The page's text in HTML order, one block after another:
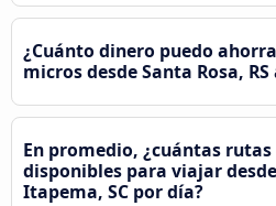
¿Cuánto dinero puedo
micros desde Santa Rosa,
En promedio, ¿cuántas
disponibles para viajar desde
Itapema, SC por día?